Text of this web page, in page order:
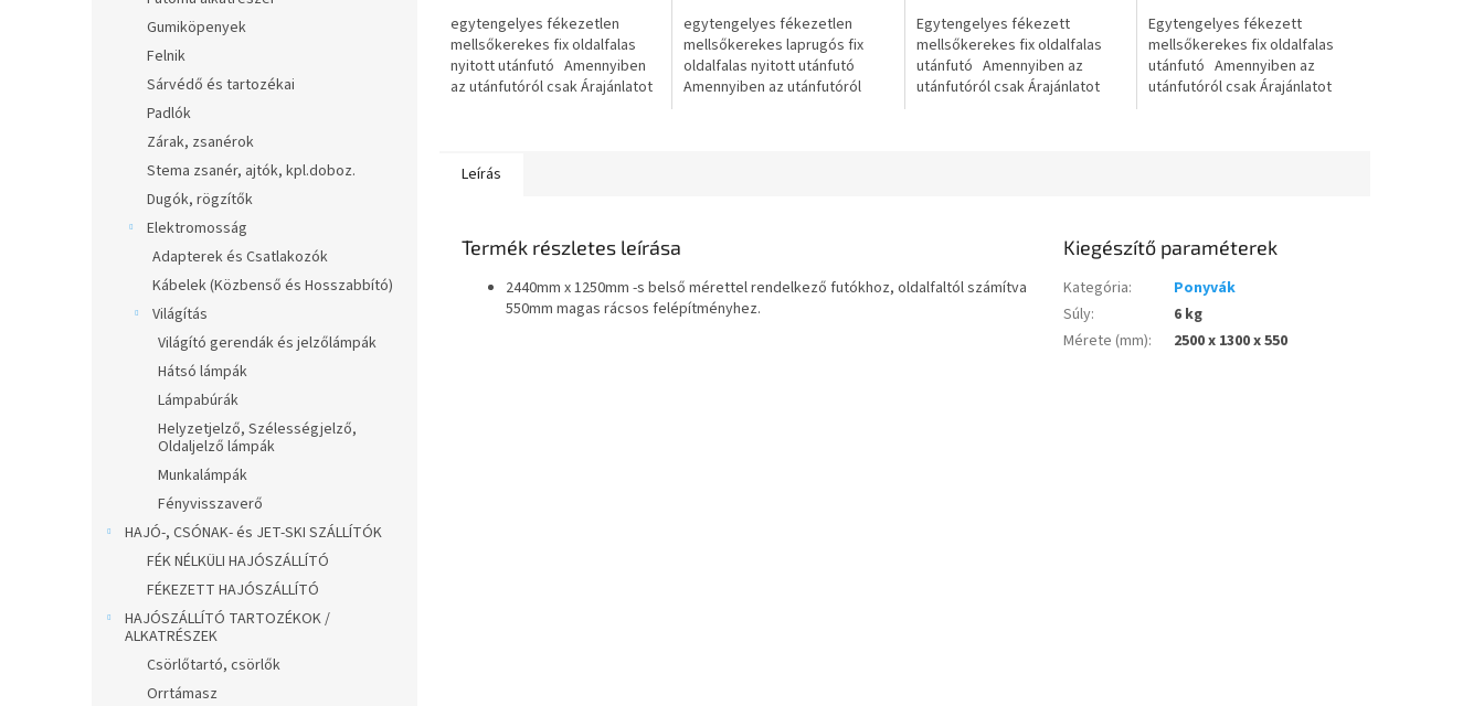
Gumiköpenyek
Felnik
Sárvédő és tartozékai
Padlók
Zárak, zsanérok
Stema zsanér, ajtók, kpl.doboz.
Dugók, rögzítők
Elektromosság
Adapterek és Csatlakozók
Kábelek (Közbenső és Hosszabbító)
Világítás
Világító gerendák és jelzőlámpák
Hátsó lámpák
Lámpabúrák
Helyzetjelző, Szélességjelző,
Oldaljelző lámpák
Munkalámpák
Fényvisszaverő
HAJÓ-, CSÓNAK- és JET-SKI SZÁLLÍTÓK
FÉK NÉLKÜLI HAJÓSZÁLLÍTÓ
FÉKEZETT HAJÓSZÁLLÍTÓ
HAJÓSZÁLLÍTÓ TARTOZÉKOK /
ALKATRÉSZEK
Csörlőtartó, csörlők
Orrtámasz
egytengelyes fékezetlen
mellsőkerekes fix oldalfalas
nyitott utánfutó Amennyiben
az utánfutóról csak Árajánlatot
egytengelyes fékezetlen
mellsőkerekes laprugós fix
oldalfalas nyitott utánfutó
Amennyiben az utánfutóról
Egytengelyes fékezett
mellsőkerekes fix oldalfalas
utánfutó Amennyiben az
utánfutóról csak Árajánlatot
Egytengelyes fékezett
mellsőkerekes fix oldalfalas
utánfutó Amennyiben az
utánfutóról csak Árajánlatot
Leírás
Termék részletes leírása
2440mm x 1250mm -s belső mérettel rendelkező futókhoz, oldalfaltól számítva
550mm magas rácsos felépítményhez.
Kiegészítő paraméterek
Kategória:
Ponyvák
Súly:
6 kg
Mérete (mm): 2500 x 1300 x 550